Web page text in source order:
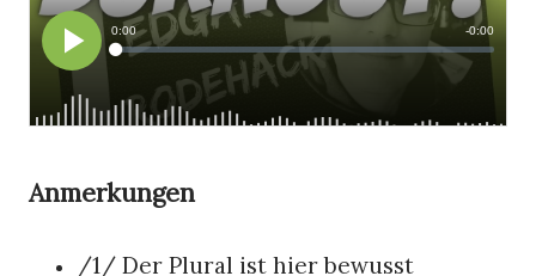
Anmerkungen
/1/ Der Plural ist hier bewusst